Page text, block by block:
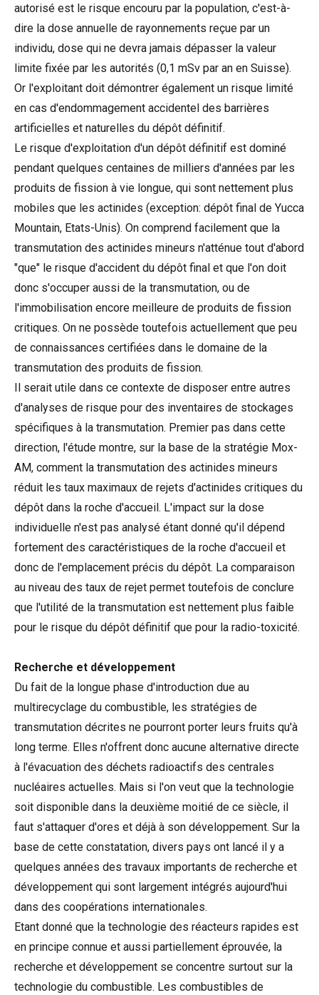
autorisé est le risque encouru par la population, c'est-à-
dire la dose annuelle de rayonnements reçue par un
individu, dose qui ne devra jamais dépasser la valeur
limite fixée par les autorités (0,1 mSv par an en Suisse).
Or l'exploitant doit démontrer également un risque limité
en cas d'endommagement accidentel des barrières
artificielles et naturelles du dépôt définitif.
Le risque d'exploitation d'un dépôt définitif est dominé
pendant quelques centaines de milliers d'années par les
produits de fission à vie longue, qui sont nettement plus
mobiles que les actinides (exception: dépôt final de Yucca
Mountain, Etats-Unis). On comprend facilement que la
transmutation des actinides mineurs n'atténue tout d'abord
"que" le risque d'accident du dépôt final et que l'on doit
donc s'occuper aussi de la transmutation, ou de
l'immobilisation encore meilleure de produits de fission
critiques. On ne possède toutefois actuellement que peu
de connaissances certifiées dans le domaine de la
transmutation des produits de fission.
Il serait utile dans ce contexte de disposer entre autres
d'analyses de risque pour des inventaires de stockages
spécifiques à la transmutation. Premier pas dans cette
direction, l'étude montre, sur la base de la stratégie Mox-
AM, comment la transmutation des actinides mineurs
réduit les taux maximaux de rejets d'actinides critiques du
dépôt dans la roche d'accueil. L'impact sur la dose
individuelle n'est pas analysé étant donné qu'il dépend
fortement des caractéristiques de la roche d'accueil et
donc de l'emplacement précis du dépôt. La comparaison
au niveau des taux de rejet permet toutefois de conclure
que l'utilité de la transmutation est nettement plus faible
pour le risque du dépôt définitif que pour la radio-toxicité.
Recherche et développement
Du fait de la longue phase d'introduction due au
multirecyclage du combustible, les stratégies de
transmutation décrites ne pourront porter leurs fruits qu'à
long terme. Elles n'offrent donc aucune alternative directe
à l'évacuation des déchets radioactifs des centrales
nucléaires actuelles. Mais si l'on veut que la technologie
soit disponible dans la deuxième moitié de ce siècle, il
faut s'attaquer d'ores et déjà à son développement. Sur la
base de cette constatation, divers pays ont lancé il y a
quelques années des travaux importants de recherche et
développement qui sont largement intégrés aujourd'hui
dans des coopérations internationales.
Etant donné que la technologie des réacteurs rapides est
en principe connue et aussi partiellement éprouvée, la
recherche et développement se concentre surtout sur la
technologie du combustible. Les combustibles de